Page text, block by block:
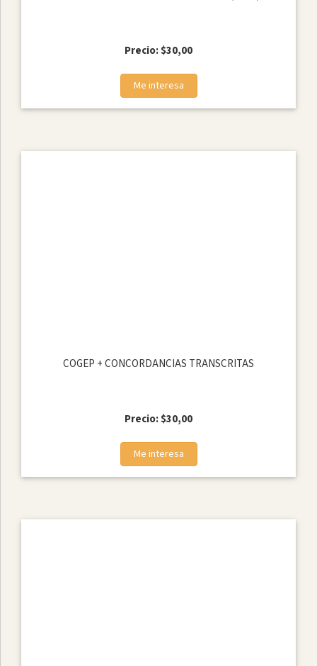
Precio: $30,00
Me interesa
COGEP + CONCORDANCIAS TRANSCRITAS
Precio: $30,00
Me interesa